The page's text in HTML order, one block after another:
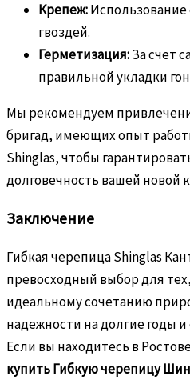
Крепеж:
гвоздей.
Герметизация:За счет
правильной укладки
Мы рекомендуем
бригад, имеющих опыт
Shinglas, чтобы
долговечность вашей новой
Заключение
Гибкая черепица Shinglas
превосходный выбор для
идеальному сочетанию
надежности на долгие годы
Если вы находитесь в
купить Гибкую черепицу